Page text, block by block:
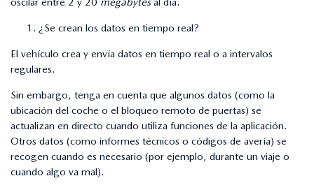
¿Se crean los datos en tiempo real?
El vehículo crea y envía datos en tiempo real o a intervalos
regulares.
Sin embargo, tenga en cuenta que algunos datos (como la
ubicación del coche o el bloqueo remoto de puertas) se
actualizan en directo cuando utiliza funciones de la aplicación.
Otros datos (como informes técnicos o códigos de avería) se
recogen cuando es necesario (por ejemplo, durante un viaje o
cuando algo va mal).